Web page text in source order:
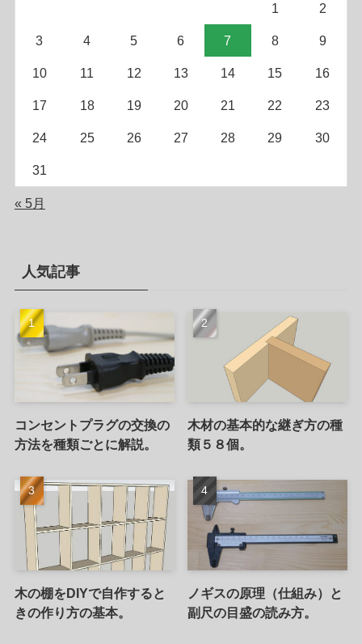
1 2
3 4 5 6 7 8 9
10 11 12 13 14 15 16
17 18 19 20 21 22 23
24 25 26 27 28 29 30
31
« 5月
人気記事
コンセントプラグの交換の
方法を種類ごとに解説。
木材の基本的な継ぎ方の種
類５８個。
木の棚をDIYで自作すると
きの作り方の基本。
ノギスの原理（仕組み）と
副尺の目盛の読み方。